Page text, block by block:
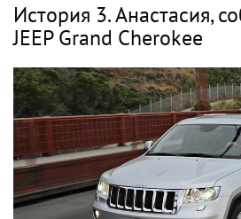
История 3. Анастасия,
JEEP Grand Cherokee